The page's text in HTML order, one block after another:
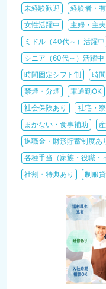
未経験歓迎 経験者・
女性活躍中
主婦・主
ミドル（40代～）活躍中
シニア（60代～）活躍中
時間固定シフト制
時
禁煙・分煙
車通勤OK
社会保険あり
社宅・
まかない・食事補助
退職金・財形貯蓄制度あ
各種手当（家族・役職・
社割・特典あり
制服